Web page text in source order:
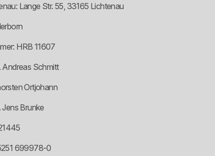
Lange Str. 55, 33165 Lichtenau
HRB 11607
Andreas Schmitt
Ortjohann
Brunke
699978-0